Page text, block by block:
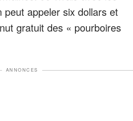
appeler six dollars et
gratuit des « pourboires
ANNONCES